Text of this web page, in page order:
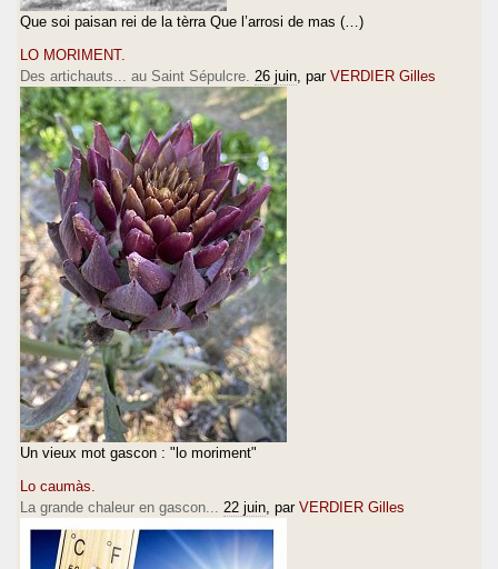
Que soi paisan rei de la tèrra Que l’arrosi de mas (…)
LO MORIMENT.
Des artichauts... au Saint Sépulcre. 26 juin , par VERDIER Gilles
Un vieux mot gascon : "lo moriment"
Lo caumàs.
La grande chaleur en gascon...
22 juin , par VERDIER Gilles